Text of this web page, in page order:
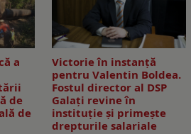
a
de
de
Victorie în instanță
pentru Valentin Boldea.
Fostul director al DSP
Galați revine în
instituție și primește
drepturile salariale